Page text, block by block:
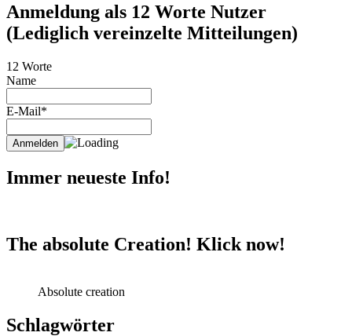
Anmeldung als 12 Worte Nutzer
(Lediglich vereinzelte Mitteilungen)
12 Worte
Name
E-Mail*
Immer neueste Info!
The absolute Creation! Klick now!
Absolute creation
Schlagwörter